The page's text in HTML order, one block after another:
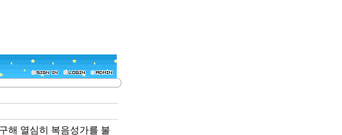
해 열심히 복음성가를 불